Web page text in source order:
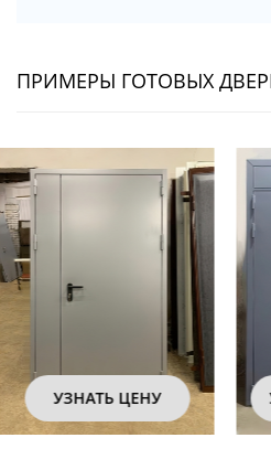
ПРИМЕРЫ ГОТОВЫХ
УЗНАТЬ ЦЕНУ